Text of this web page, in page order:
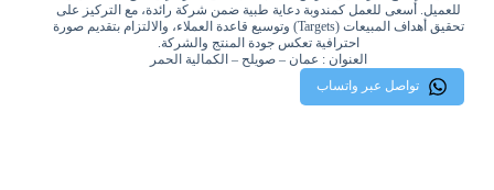
للعميل. أسعى للعمل كمندوبة دعاية طبية ضمن شركة رائدة، مع التركيز على
تحقيق أهداف المبيعات (Targets) وتوسيع قاعدة العملاء، والالتزام بتقديم صورة
احترافية تعكس جودة المنتج والشركة.
العنوان : عمان – صويلح – الكمالية الحمر
تواصل عبر واتساب